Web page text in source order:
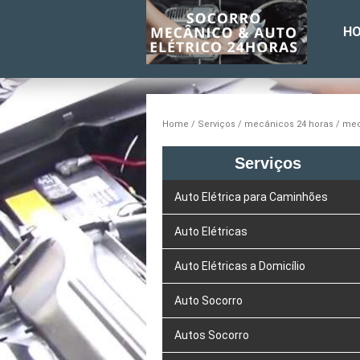
Home Serviços mecânicos 24 horas
Serviços
Auto Elétrica para Caminhões
Auto Elétricas
Auto Elétricas a Domicílio
Auto Socorro
Autos Socorro